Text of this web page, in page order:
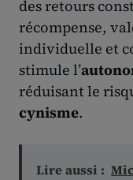
des retours
récompense,
individuelle et
stimule l’
réduisant le
cynisme.
Lire aussi :